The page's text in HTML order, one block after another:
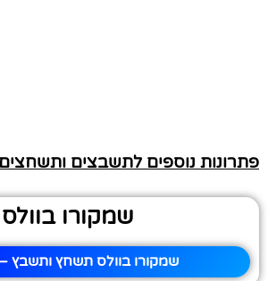
פתרונות נוספים לתשבצים
שמקורו בוולס
שמקורו בוולס תשחץ ותשבץ –